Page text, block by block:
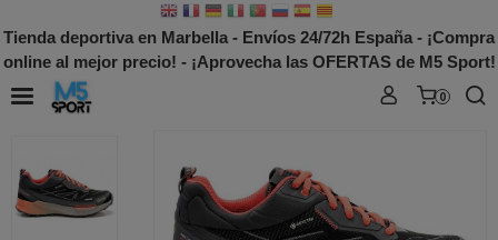
Tienda deportiva en Marbella - Envíos 24/72h España - ¡Compra
online al mejor precio! - ¡Aprovecha las OFERTAS de M5 Sport!
0